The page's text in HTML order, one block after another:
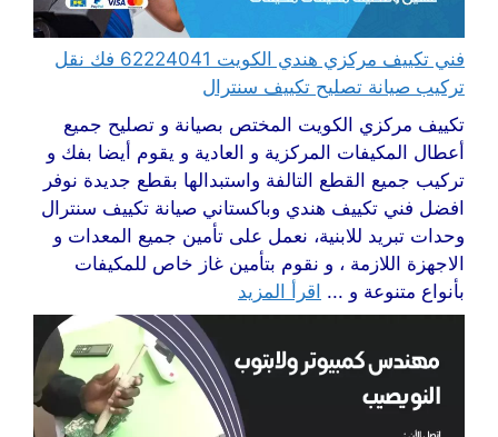
فني تكييف مركزي هندي الكويت 62224041 فك نقل
تركيب صيانة تصليح تكييف سنترال
تكييف مركزي الكويت المختص بصيانة و تصليح جميع
أعطال المكيفات المركزية و العادية و يقوم أيضا بفك و
تركيب جميع القطع التالفة واستبدالها بقطع جديدة نوفر
افضل فني تكييف هندي وباكستاني صيانة تكييف سنترال
وحدات تبريد للابنية، نعمل على تأمين جميع المعدات و
الاجهزة اللازمة ، و نقوم بتأمين غاز خاص للمكيفات
بأنواع متنوعة و ... اقرأ المزيد